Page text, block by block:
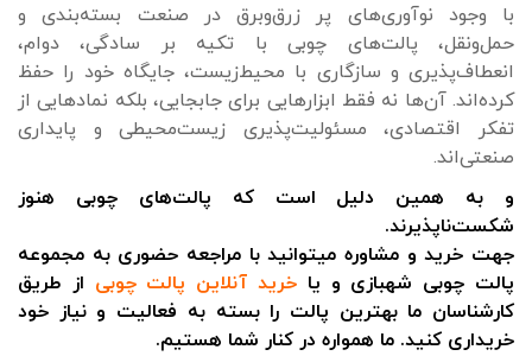
با وجود نوآوری‌های پر زرق‌وبرق در صنعت بسته‌بندی و
حمل‌ونقل، پالت‌های چوبی با تکیه بر سادگی، دوام،
انعطاف‌پذیری و سازگاری با محیط‌زیست، جایگاه خود را حفظ
کرده‌اند. آن‌ها نه فقط ابزارهایی برای جابجایی، بلکه نمادهایی از
تفکر اقتصادی، مسئولیت‌پذیری زیست‌محیطی و پایداری
صنعتی‌اند.
و به همین دلیل است که پالت‌های چوبی هنوز
شکست‌ناپذیرند.
جهت خرید و مشاوره میتوانید با مراجعه حضوری به مجموعه
پالت چوبی شهبازی و یا خرید آنلاین پالت چوبی از طریق
کارشناسان ما بهترین پالت را بسته به فعالیت و نیاز خود
خریداری کنید. ما همواره در کنار شما هستیم.